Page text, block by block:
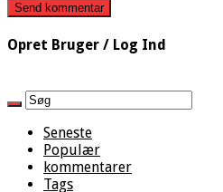
Opret Bruger / Log Ind
Seneste
Populær
kommentarer
Tags